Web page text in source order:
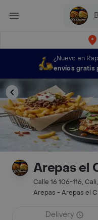
¿Nuevo en
envíos gratis
Arepas el
Calle 16 106-116,
Arepas - Arepas el
Delivery